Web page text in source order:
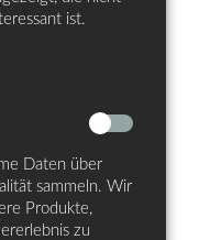
ist.
Daten über
sammeln. Wir
Produkte,
zu